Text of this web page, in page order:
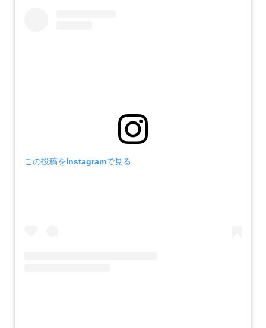
この投稿をInstagramで見る